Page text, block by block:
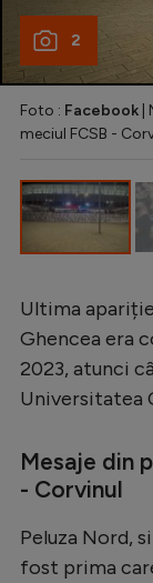
2
Foto : Facebook
meciul FCSB -
Ultima
Ghencea era
2023, atunci
Universitatea
Mesaje din
- Corvinul
Peluza Nord,
fost prima